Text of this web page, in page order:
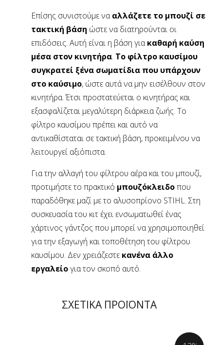
Επίσης συνιστούμε νααλλάζετε το μπουζί σε
τακτική βάση ώστε να διατηρούνται οι
επιδόσεις. Αυτή είναι η βάση γιακαθαρή καύση
μέσα στον κινητήρα. Το φίλτρο καυσίμου
συγκρατεί ξένα σωματίδια που υπάρχουν
στο καύσιμο, ώστε αυτά να μην εισέλθουν στον
κινητήρα. Έτσι προστατεύεται ο κινητήρας και
εξασφαλίζεται μεγαλύτερη διάρκεια ζωής. Το
φίλτρο καυσίμου πρέπει και αυτό να
αντικαθίσταται σε τακτική βάση, προκειμένου να
λειτουργεί αξιόπιστα.
Για την αλλαγή του φίλτρου αέρα και του μπουζί,
προτιμήστε το πρακτικό μπουζόκλειδοπου
παραδόθηκε μαζί με το αλυσοπρίονο STIHL. Στη
συσκευασία του κιτ έχει ενσωματωθεί ένας
χάρτινος γάντζος που μπορεί να χρησιμοποιηθεί
για την εξαγωγή και τοποθέτηση του φίλτρου
καυσίμου. Δεν χρειάζεστε κανένα άλλο
εργαλείογια τον σκοπό αυτό.
ΣΧΕΤΙΚΑ ΠΡΟΪΟΝΤΑ